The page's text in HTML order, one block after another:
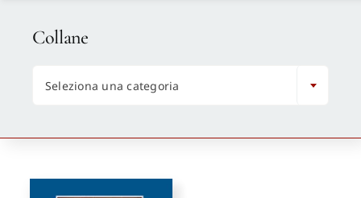
Distribuzione Wolrdwide
CONSIP / MEPA / ANVUR / CINECA
Collane
Seleziona una categoria